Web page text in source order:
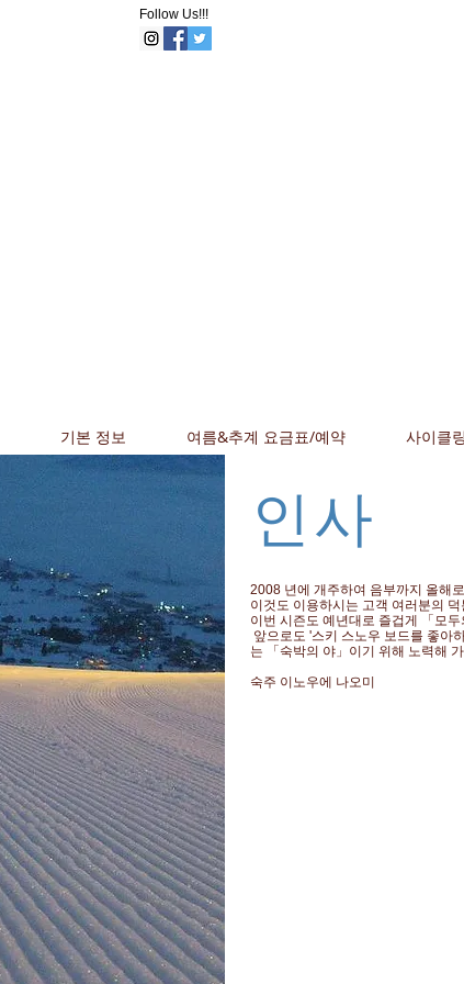
Follow Us!!!
기본 정보 여름&추계 요금표/예약 사이클
​인사
2008 년에 개주하여 음부까지 올해
이것도 이용하시는 고객 여러분의
이번 시즌도 예년대로 즐겁게 「모
앞으로도 '스키 스노우 보드를 좋아
는 「숙박의 야」이기 위해 노력해
숙주 이노우에 나오미